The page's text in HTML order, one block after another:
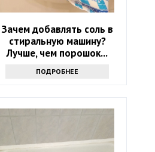
Зачем добавлять соль в
стиральную машину?
Лучше, чем порошок...
ПОДРОБНЕЕ